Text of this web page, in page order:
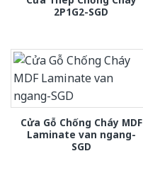
2P1G2-SGD
Cửa Gỗ Chống Cháy MDF
Laminate van ngang-
SGD